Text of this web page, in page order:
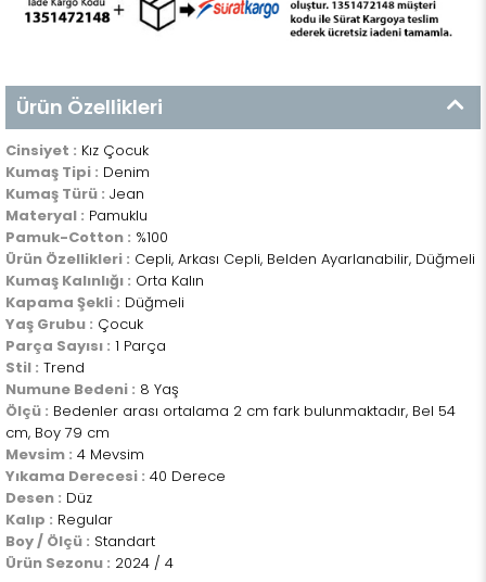
Ürün Özellikleri
Cinsiyet : Kız Çocuk
Kumaş Tipi : Denim
Kumaş Türü : Jean
Materyal : Pamuklu
Pamuk-Cotton : %100
Ürün Özellikleri : Cepli, Arkası Cepli, Belden Ayarlanabilir, Düğmeli
Kumaş Kalınlığı : Orta Kalın
Kapama Şekli : Düğmeli
Yaş Grubu : Çocuk
Parça Sayısı : 1 Parça
Stil : Trend
Numune Bedeni : 8 Yaş
Ölçü : Bedenler arası ortalama 2 cm fark bulunmaktadır, Bel 54
cm, Boy 79 cm
Mevsim : 4 Mevsim
Yıkama Derecesi : 40 Derece
Desen : Düz
Kalıp : Regular
Boy / Ölçü : Standart
Ürün Sezonu : 2024 / 4